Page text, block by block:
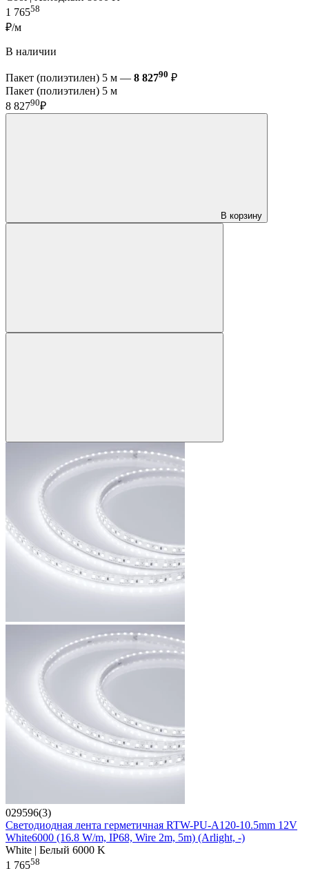
1 76558
₽/м
В наличии
Пакет (полиэтилен) 5 м — 8 82790 ₽
Пакет (полиэтилен) 5 м
8 82790₽
В корзину
029596(3)
Светодиодная лента герметичная RTW-PU-A120-10.5mm 12V
White6000 (16.8 W/m, IP68, Wire 2m, 5m) (Arlight, -)
White | Белый 6000 K
1 76558